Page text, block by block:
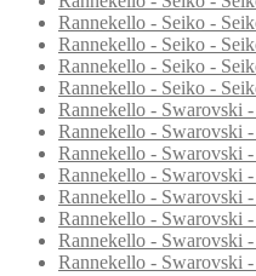
Rannekello - Seiko -
Rannekello - Seiko -
Rannekello - Seiko -
Rannekello - Seiko -
Rannekello - Swarovski
Rannekello - Swarovski
Rannekello - Swarovski
Rannekello - Swarovski
Rannekello - Swarovski
Rannekello - Swarovski
Rannekello - Swarovski
Rannekello - Swarovski